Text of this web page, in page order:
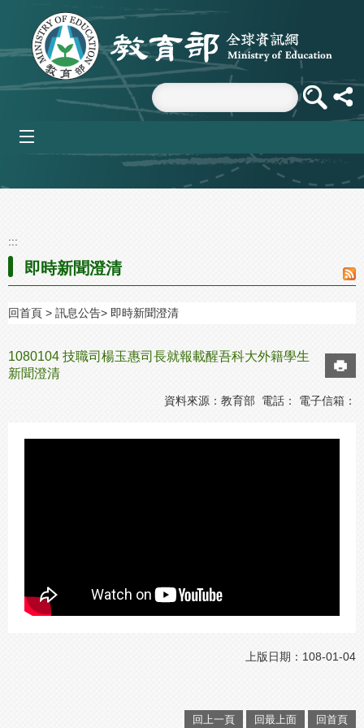
跳到主要內容區塊
:::
即時新聞澄清
回首頁 訊息公告 即時新聞澄清
1080104 技職司楊玉惠司長就報載醒吾科大外籍學生
新聞澄清
資料來源：教育部 電話： 電子信箱：
上版日期：108-01-04
回上一頁 回最上面 回首頁